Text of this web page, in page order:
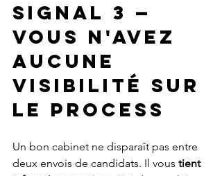
Signal 3 —
Vous n'avez
aucune
visibilité sur
le process
Un bon cabinet ne disparaît pas entre
deux envois de candidats. Il vous tient